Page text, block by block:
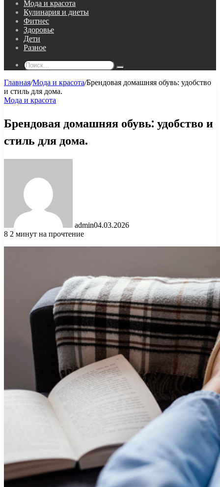
Мода и красота
Кулинария и диеты
Фитнес
Здоровье
Дети
Разное
Поиск...
Главная/Мода и красота/Брендовая домашняя обувь: удобство
и стиль для дома.
Мода и красота
Брендовая домашняя обувь: удобство и
стиль для дома.
admin04.03.2026
8 2 минут на прочтение